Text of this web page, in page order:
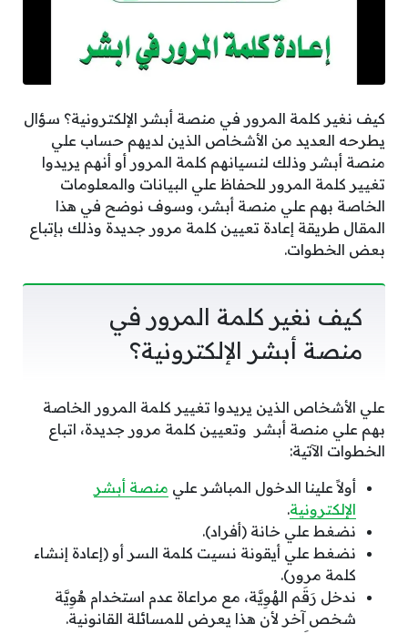
كيف نغير كلمة المرور في منصة أبشر الإلكترونية؟ سؤال
يطرحه العديد من الأشخاص الذين لديهم حساب علي
منصة أبشر وذلك لنسيانهم كلمة المرور أو أنهم يريدوا
تغيير كلمة المرور للحفاظ علي البيانات والمعلومات
الخاصة بهم علي منصة أبشر، وسوف نوضح في هذا
المقال طريقة إعادة تعيين كلمة مرور جديدة وذلك بإتباع
بعض الخطوات.
كيف نغير كلمة المرور في
منصة أبشر الإلكترونية؟
علي الأشخاص الذين يريدوا تغيير كلمة المرور الخاصة
بهم علي منصة أبشر وتعيين كلمة مرور جديدة، اتباع
الخطوات الآتية:
أولاً علينا الدخول المباشر علي منصة أبشر
الإلكترونية.
نضغط علي خانة (أفراد).
نضغط علي أيقونة نسيت كلمة السر أو (إعادة إنشاء
كلمة مرور).
ندخل رَقَم الهُوِيَّة، مع مراعاة عدم استخدام هُوِيَّة
شخص آخر لأن هذا يعرض للمسائلة القانونية.